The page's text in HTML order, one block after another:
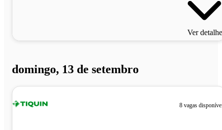
Ver
domingo, 13 de setembro
8 vagas